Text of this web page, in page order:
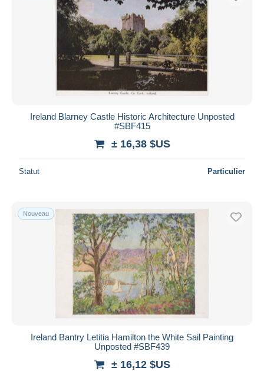
Ireland Blarney Castle Historic Architecture Unposted
#SBF415
± 16,38 $US
Statut Particulier
Nouveau
Ireland Bantry Letitia Hamilton the White Sail Painting
Unposted #SBF439
± 16,12 $US